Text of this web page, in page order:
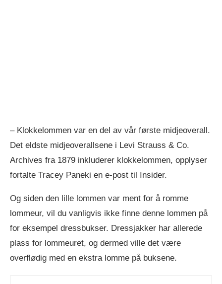
– Klokkelommen var en del av vår første midjeoverall.
Det eldste midjeoverallsene i Levi Strauss & Co.
Archives fra 1879 inkluderer klokkelommen, opplyser
fortalte Tracey Paneki en e-post til Insider.
Og siden den lille lommen var ment for å romme
lommeur, vil du vanligvis ikke finne denne lommen på
for eksempel dressbukser. Dressjakker har allerede
plass for lommeuret, og dermed ville det være
overflødig med en ekstra lomme på buksene.